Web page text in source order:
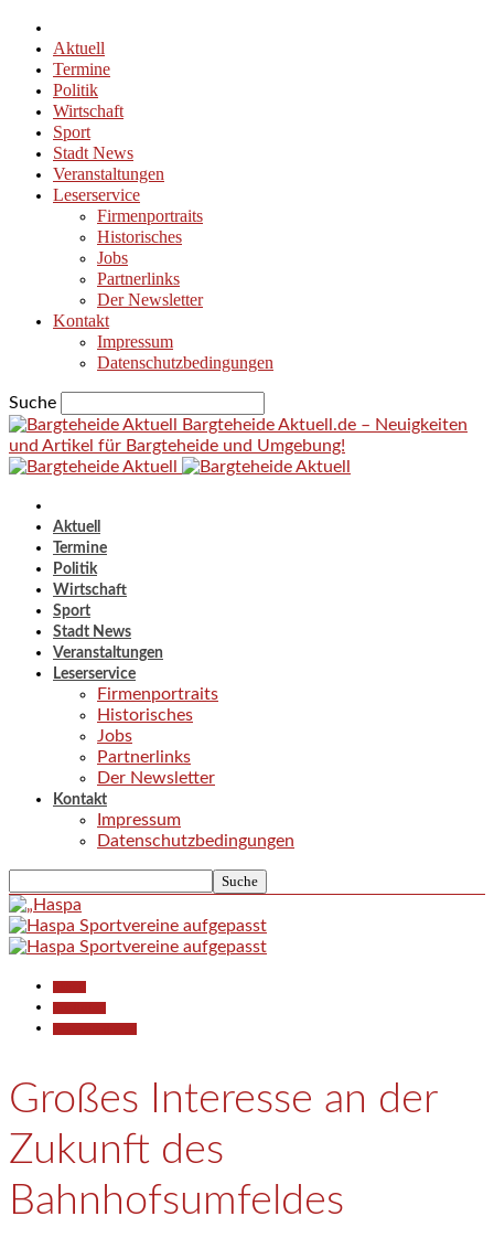
Aktuell
Termine
Politik
Wirtschaft
Sport
Stadt News
Veranstaltungen
Leserservice
Firmenportraits
Historisches
Jobs
Partnerlinks
Der Newsletter
Kontakt
Impressum
Datenschutzbedingungen
Suche
Bargteheide Aktuell.de – Neuigkeiten
und Artikel für Bargteheide und Umgebung!
Aktuell
Termine
Politik
Wirtschaft
Sport
Stadt News
Veranstaltungen
Leserservice
Firmenportraits
Historisches
Jobs
Partnerlinks
Der Newsletter
Kontakt
Impressum
Datenschutzbedingungen
Großes Interesse an der
Zukunft des
Bahnhofsumfeldes